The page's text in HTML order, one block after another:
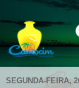
SEGUNDA-FEIRA,